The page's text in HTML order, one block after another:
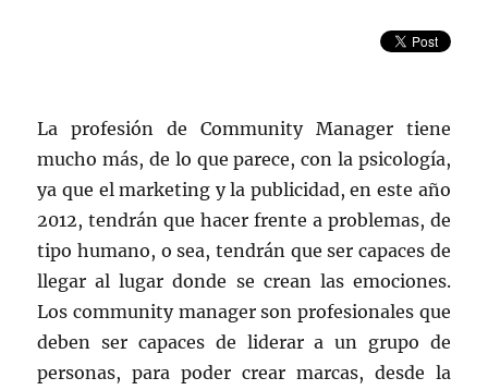
La profesión de Community Manager tiene
mucho más, de lo que parece, con la psicología,
ya que el marketing y la publicidad, en este año
2012, tendrán que hacer frente a problemas, de
tipo humano, o sea, tendrán que ser capaces de
llegar al lugar donde se crean las emociones.
Los community manager son profesionales que
deben ser capaces de liderar a un grupo de
personas, para poder crear marcas, desde la